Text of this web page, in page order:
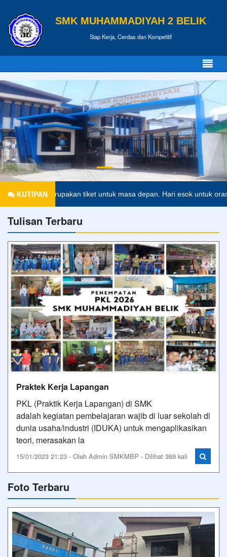
SMK MUHAMMADIYAH 2 BELIK
Siap Kerja, Cerdas dan Kompetitif
KUTIPAN
merupakan tiket untuk masa depan. Hari esok untuk orang-
Tulisan Terbaru
Praktek Kerja Lapangan
PKL (Praktik Kerja Lapangan) di SMK
adalah kegiatan pembelajaran wajib di luar sekolah di
dunia usaha/industri (IDUKA) untuk mengaplikasikan
teori, merasakan la
15/01/2023 21:23 - Oleh Admin SMKMBP - Dilihat 369 kali
Foto Terbaru